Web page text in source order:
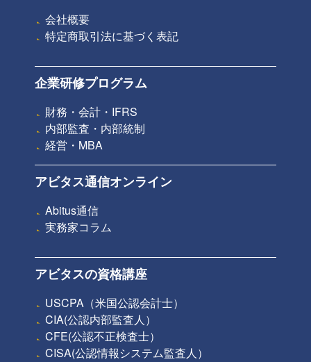
会社概要
特定商取引法に基づく表記
企業研修プログラム
財務・会計・IFRS
内部監査・内部統制
経営・MBA
アビタス通信オンライン
Abitus通信
実務家コラム
アビタスの資格講座
USCPA（米国公認会計士）
CIA(公認内部監査人）
CFE(公認不正検査士）
CISA(公認情報システム監査人）